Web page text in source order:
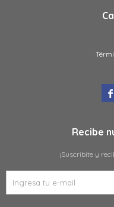

Recibe
¡Suscribite y